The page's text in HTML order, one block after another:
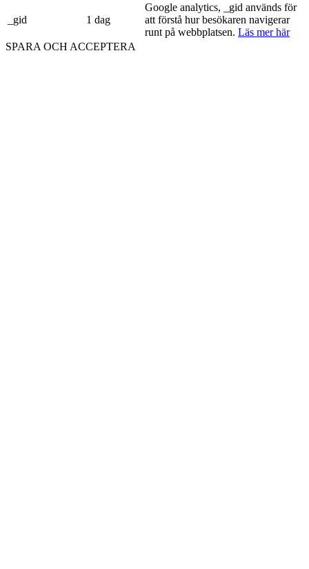
_gid 1 dag
Google analytics, _gid används för
att förstå hur besökaren navigerar
runt på webbplatsen. Läs mer här
SPARA OCH ACCEPTERA